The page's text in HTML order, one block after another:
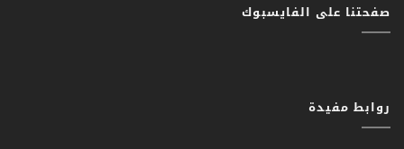
صفحتنا على الفايسبوك
روابط مفيدة